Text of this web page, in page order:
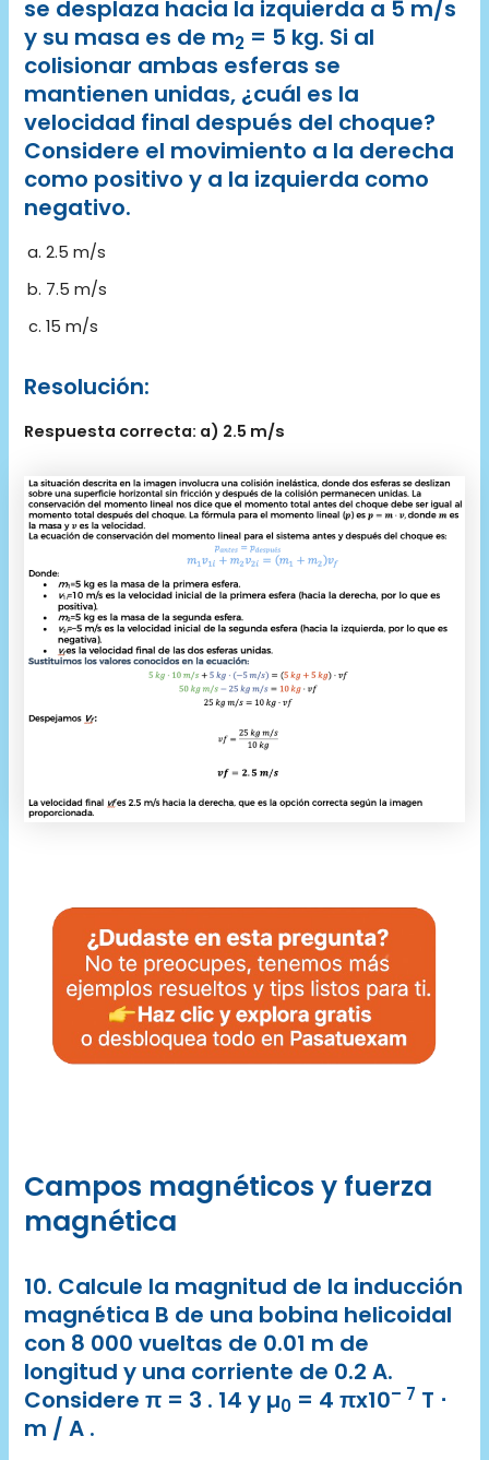
se desplaza hacia la izquierda a 5 m/s
y su masa es de m2 = 5 kg. Si al
colisionar ambas esferas se
mantienen unidas, ¿cuál es la
velocidad final después del choque?
Considere el movimiento a la derecha
como positivo y a la izquierda como
negativo.
2.5 m/s
7.5 m/s
15 m/s
Resolución:
Respuesta correcta: a) 2.5 m/s
Campos magnéticos y fuerza
magnética
10. Calcule la magnitud de la inducción
magnética B de una bobina helicoidal
con 8 000 vueltas de 0.01 m de
longitud y una corriente de 0.2 A.
Considere π = 3 . 14 y µ0 = 4 πx10– 7 T ⋅
m / A .